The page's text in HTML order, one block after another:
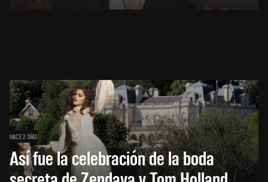
HACE 2 DÍAS
Así fue la celebración de la boda